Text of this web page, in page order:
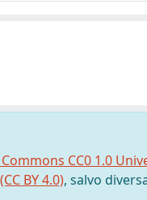
CC0 1.0
BY 4.0), salvo